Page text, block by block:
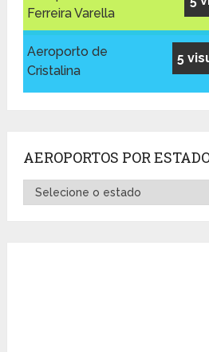
Ferreira Varella
5
Aeroporto de
Cristalina
AEROPORTOS POR
Aeroportos
por